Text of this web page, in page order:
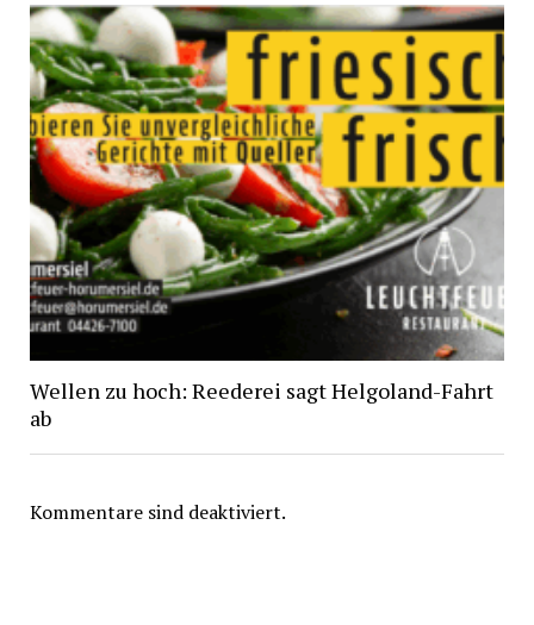
Wellen zu hoch: Reederei sagt Helgoland-Fahrt
ab
Kommentare sind deaktiviert.